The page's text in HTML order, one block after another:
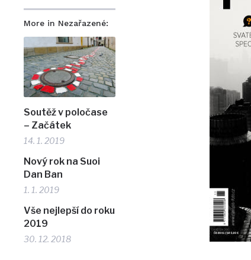
More in Nezařazené:
Soutěž v poločase
– Začátek
14. 1. 2019
Nový rok na Suoi
Dan Ban
1. 1. 2019
Vše nejlepší do roku
2019
30. 12. 2018